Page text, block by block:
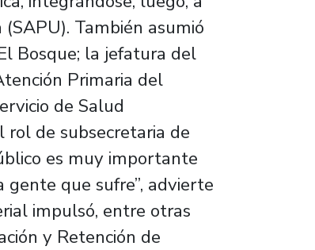
También asumió
Bosque; la jefatura del
Primaria del
de Salud
de subsecretaria de
es muy importante
que sufre”, advierte
impulsó, entre otras
y Retención de